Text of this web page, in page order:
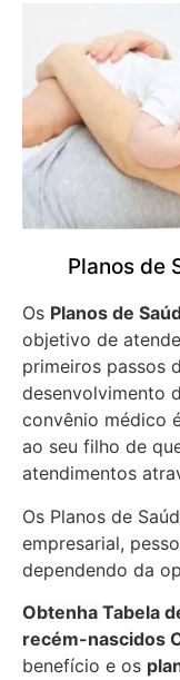
Planos de
Os Planos de
objetivo de
primeiros passos
desenvolvimento
convênio médico
ao seu filho de
atendimentos
Os Planos de
empresarial,
dependendo da
Obtenha Tabela
recém-nascidos
benefício e os